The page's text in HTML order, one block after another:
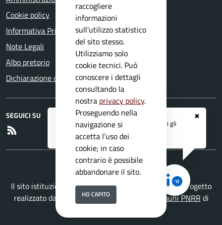
✖
Registrati ai serviziAPP IO
e ricevi tutti gli
aggiornamenti dall'Ente
Cookie policy
Informativa Privacy
Note Legali
Albo pretorio
Dichiarazione di accessibilità
SEGUICI SU
Il sito istituzionale del Comune di Pertica Alta è un progetto
realizzato da
Secoval srlcon la Soluzione Comuni PNRR di
raccogliere
informazioni
sull’utilizzo statistico
del sito stesso.
Utilizziamo solo
cookie tecnici. Può
conoscere i dettagli
consultando la
nostra privacy policy.
Proseguendo nella
navigazione si
accetta l’uso dei
cookie; in caso
contrario è possibile
abbandonare il sito.
HO CAPITO